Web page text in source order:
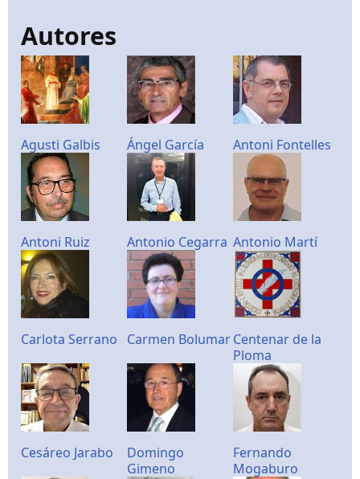
Autores
Agusti Galbis Ángel García Antoni Fontelles
Antoni Ruiz Antonio Cegarra Antonio Martí
Carlota Serrano Carmen BolumarCentenar de la
Ploma
Cesáreo Jarabo
Domingo
Gimeno
Fernando
Mogaburo